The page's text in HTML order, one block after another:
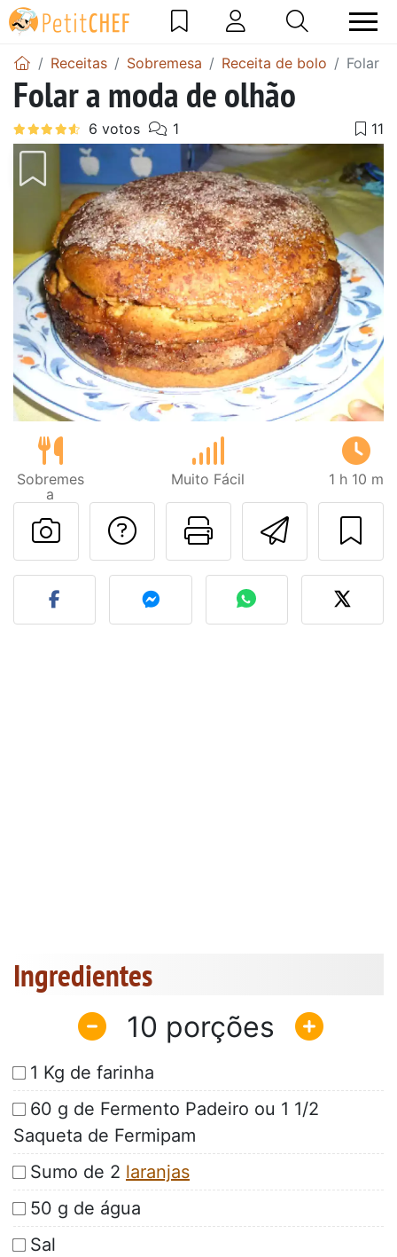
Receitas Sobremesa Receita de bolo Folar
Folar a moda de olhão
Sobremes
a
Muito Fácil 1 h 10 m
Imprima
Falar com o autor
Fez esta receita?
Ingredientes
10
1 Kg de farinha
60 g de Fermento Padeiro ou 1 1/2
Saqueta de Fermipam
Sumo de 2 laranjas
50 g de água
Sal